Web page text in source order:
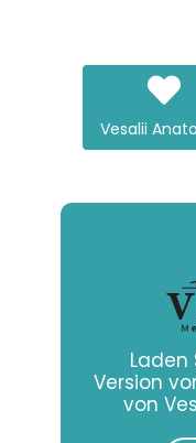
Vesalii
Laden
Version
von